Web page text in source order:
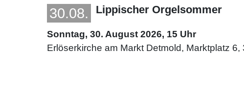
30.08. Lippischer Orgelsommer
Sonntag, 30. August 2026, 15 Uhr
Erlöserkirche am Markt Detmold, Marktplatz 6,